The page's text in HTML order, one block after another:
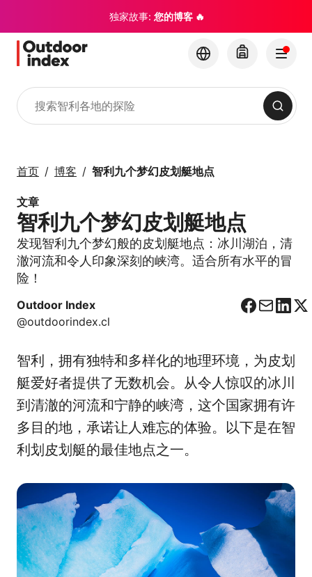
独家故事: 您的博客 🔥
搜索
首页 博客 智利九个梦幻皮划艇地点
文章
智利九个梦幻皮划艇地点
发现智利九个梦幻般的皮划艇地点：冰川湖泊，清
澈河流和令人印象深刻的峡湾。适合所有水平的冒
险！
Outdoor Index
@outdoorindex.cl
F
e
b
o
o
k
C
r
e
o
L
k
e
d
I
n
X
智利，拥有独特和多样化的地理环境，为皮划
艇爱好者提供了无数机会。从令人惊叹的冰川
到清澈的河流和宁静的峡湾，这个国家拥有许
多目的地，承诺让人难忘的体验。以下是在智
利划皮划艇的最佳地点之一。
×
与 Outdoor Index 一
起探索智利及其隐藏的